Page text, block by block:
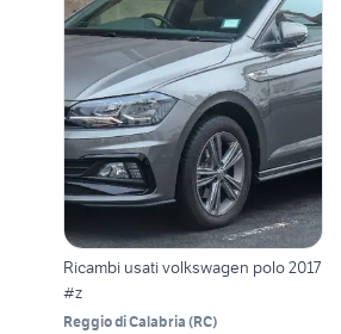
Ricambi usati volkswagen polo 2017
#z
Reggio di Calabria (RC)